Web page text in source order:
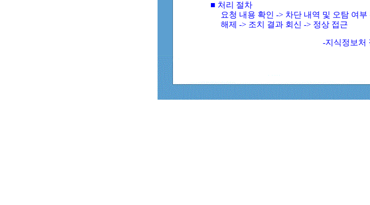
■ 처리 절차
요청 내용 확인 -> 차단 내역 및 오탐 여
해제 -> 조치 결과 회신 -> 정상 접근
-지식정보처